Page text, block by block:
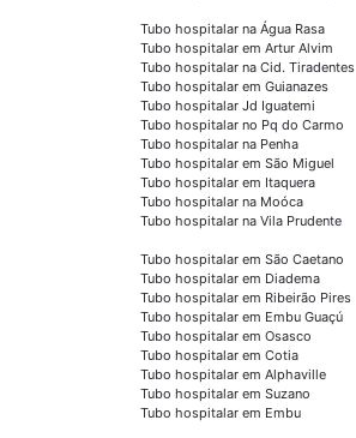
Tubo hospitalar na Água Rasa
Tubo hospitalar em Artur Alvim
Tubo hospitalar na Cid. Tiradentes
Tubo hospitalar em Guianazes
Tubo hospitalar Jd Iguatemi
Tubo hospitalar no Pq do Carmo
Tubo hospitalar na Penha
Tubo hospitalar em São Miguel
Tubo hospitalar em Itaquera
Tubo hospitalar na Moóca
Tubo hospitalar na Vila Prudente
Tubo hospitalar em São Caetano
Tubo hospitalar em Diadema
Tubo hospitalar em Ribeirão Pires
Tubo hospitalar em Embu Guaçú
Tubo hospitalar em Osasco
Tubo hospitalar em Cotia
Tubo hospitalar em Alphaville
Tubo hospitalar em Suzano
Tubo hospitalar em Embu